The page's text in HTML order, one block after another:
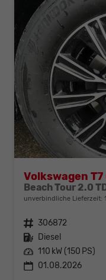
Volkswagen
Beach Tour 2.0
unverbindliche Lieferzeit:
Fahrzeugnr. 306872
Kraftstoff Diesel
Leistung 110 kW (150 PS)
01.08.2026